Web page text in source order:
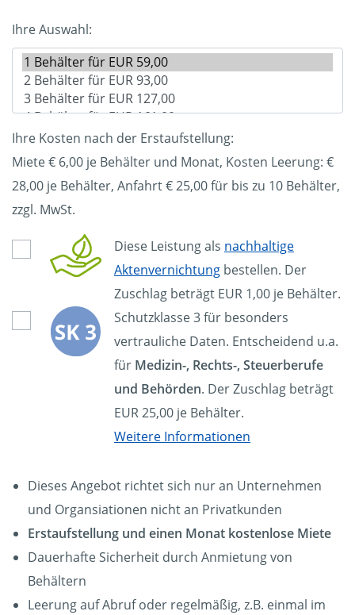
Ihre Auswahl:
Ihre Kosten nach der Erstaufstellung:
Miete € 6,00 je Behälter und Monat, Kosten Leerung: €
28,00 je Behälter, Anfahrt € 25,00 für bis zu 10 Behälter,
zzgl. MwSt.
Diese Leistung als nachhaltige
Aktenvernichtung bestellen. Der
Zuschlag beträgt EUR 1,00 je Behälter.
Schutzklasse 3 für besonders
vertrauliche Daten. Entscheidend u.a.
für Medizin-, Rechts-, Steuerberufe
und Behörden. Der Zuschlag beträgt
EUR 25,00 je Behälter.
Weitere Informationen
Dieses Angebot richtet sich nur an Unternehmen
und Organsiationen nicht an Privatkunden
Erstaufstellung und einen Monat kostenlose Miete
Dauerhafte Sicherheit durch Anmietung von
Behältern
Leerung auf Abruf oder regelmäßig, z.B. einmal im